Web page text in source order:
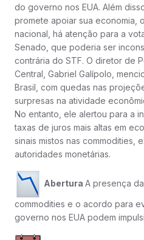
do governo nos EUA. Além
promete apoiar sua economia,
nacional, há atenção para a
Senado, que poderia ser
contrária do STF. O diretor de
Central, Gabriel Galípolo,
Brasil, com quedas nas
surpresas na atividade
No entanto, ele alertou para a
taxas de juros mais altas em
sinais mistos nas commodities,
autoridades monetárias.
Abertura A presença
commodities e o acordo para
governo nos EUA podem